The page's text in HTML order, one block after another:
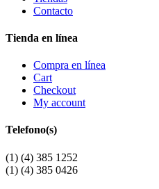
Contacto
Tienda en línea
Compra en línea
Cart
Checkout
My account
Telefono(s)
(1) (4) 385 1252
(1) (4) 385 0426